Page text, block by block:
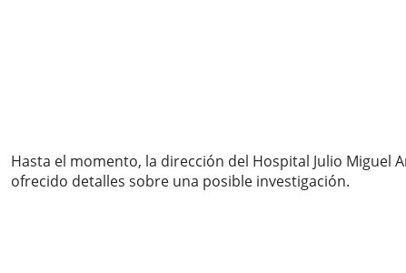
Hasta el momento, la dirección del Hospital Julio
ofrecido detalles sobre una posible investigación.